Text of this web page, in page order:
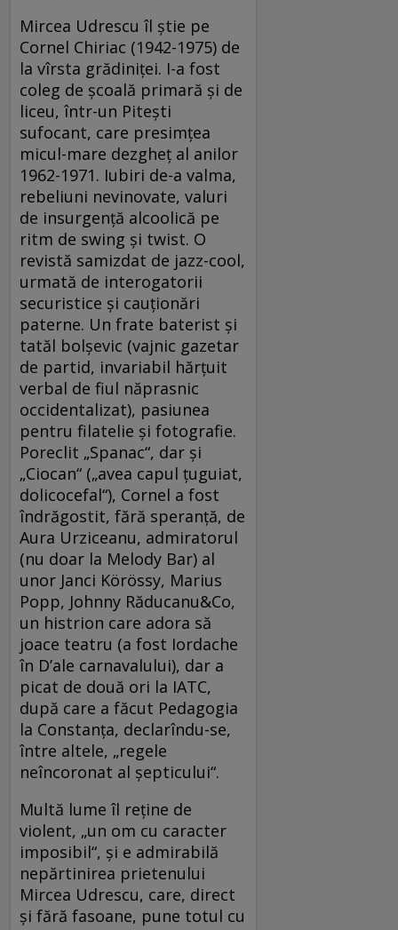
Mircea Udrescu îl ştie pe
Cornel Chiriac (1942-1975) de
la vîrsta grădiniţei. I-a fost
coleg de şcoală primară şi de
liceu, într-un Piteşti
sufocant, care presimţea
micul-mare dezgheţ al anilor
1962-1971. Iubiri de-a valma,
rebeliuni nevinovate, valuri
de insurgenţă alcoolică pe
ritm de swing şi twist. O
revistă samizdat de jazz-cool,
urmată de interogatorii
securistice şi cauţionări
paterne. Un frate baterist şi
tatăl bolşevic (vajnic gazetar
de partid, invariabil hărţuit
verbal de fiul năprasnic
occidentalizat), pasiunea
pentru filatelie şi fotografie.
Poreclit „Spanac“, dar şi
„Ciocan“ („avea capul ţuguiat,
dolicocefal“), Cornel a fost
îndrăgostit, fără speranţă, de
Aura Urziceanu, admiratorul
(nu doar la Melody Bar) al
unor Janci Körössy, Marius
Popp, Johnny Răducanu&Co,
un histrion care adora să
joace teatru (a fost Iordache
în D’ale carnavalului), dar a
picat de două ori la IATC,
după care a făcut Pedagogia
la Constanţa, declarîndu-se,
între altele, „regele
neîncoronat al şepticului“.
Multă lume îl reţine de
violent, „un om cu caracter
imposibil“, şi e admirabilă
nepărtinirea prietenului
Mircea Udrescu, care, direct
şi fără fasoane, pune totul cu